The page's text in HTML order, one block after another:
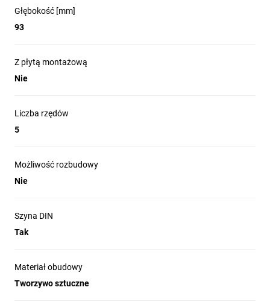
Głębokość [mm]
93
Z płytą montażową
Nie
Liczba rzędów
5
Możliwość rozbudowy
Nie
Szyna DIN
Tak
Materiał obudowy
Tworzywo sztuczne